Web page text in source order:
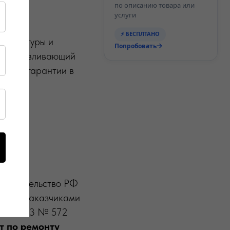
и
по гарантии в
РФ
заказчиками
№ 572
по ремонту
по описанию товара или
услуги
⚡ БЕСПЛТАНО
Попробовать